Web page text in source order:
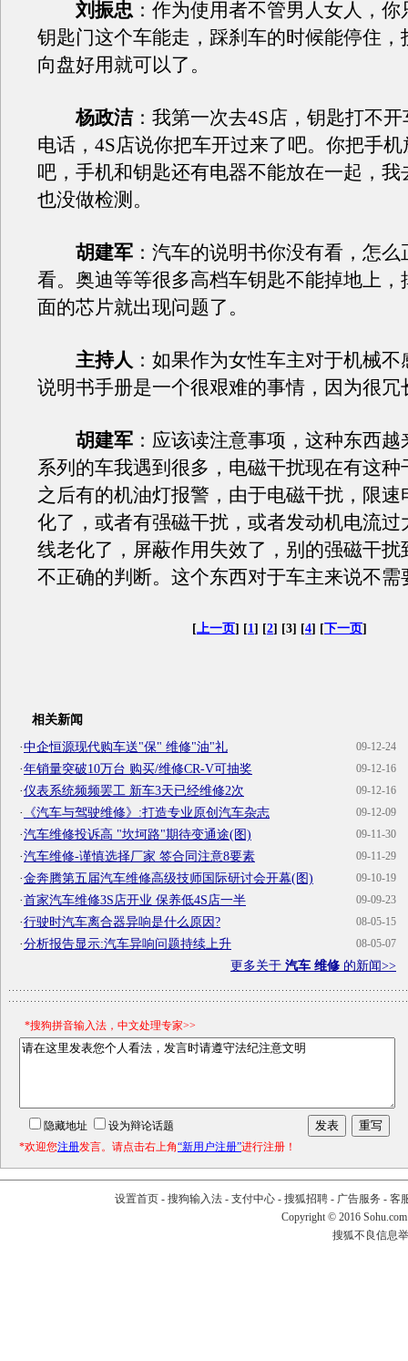
刘振忠 ：作为使用者不管男人女人，你
钥匙门这个车能走，踩刹车的时候能停住，
向盘好用就可以了。
杨政洁：我第一次去4S店，钥匙打不
电话，4S店说你把车开过来了吧。你把手
吧，手机和钥匙还有电器不能放在一起，我
也没做检测。
胡建军 ：汽车的说明书你没有看，怎
看。奥迪等等很多高档车钥匙不能掉地上，
面的芯片就出现问题了。
主持人 ：如果作为女性车主对于机械
说明书手册是一个很艰难的事情，因为很冗
胡建军 ：应该读注意事项，这种东西
系列的车我遇到很多，电磁干扰现在有这种
之后有的机油灯报警，由于电磁干扰，限速
化了，或者有强磁干扰，或者发动机电流过
线老化了，屏蔽作用失效了，别的强磁干扰
不正确的判断。这个东西对于车主来说不需
[上一页] [1] [2] [3] [4] [下一页]
相关新闻
09-12-24
·中企恒源现代购车送"保" 维修"油"礼
09-12-16
·年销量突破10万台 购买/维修CR-V可抽奖
09-12-16
·仪表系统频频罢工 新车3天已经维修2次
09-12-09
· 《汽车与驾驶维修》:打造专业原创汽车杂志
09-11-30
·汽车维修投诉高 "坎坷路"期待变通途(图)
09-11-29
·汽车维修-谨慎选择厂家 签合同注意8要素
09-10-19
·金奔腾第五届汽车维修高级技师国际研讨会开幕(图)
09-09-23
·首家汽车维修3S店开业 保养低4S店一半
08-05-15
·行驶时汽车离合器异响是什么原因?
08-05-07
·分析报告显示:汽车异响问题持续上升
更多关于 汽车 维修 的新闻>>
*搜狗拼音输入法，中文处理专家>>
隐藏地址
设为辩论话题
*欢迎您注册发言。请点击右上角“新用户注册”进行注册！
设置首页- 搜狗输入法- 支付中心- 搜狐招聘- 广告服务 - 客
Copyright © 2016
搜狐不良信息